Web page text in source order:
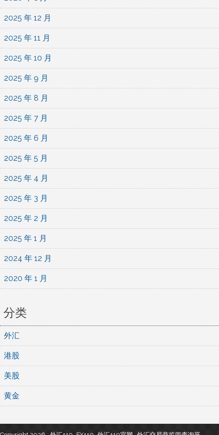
2025 年 12 月
2025 年 11 月
2025 年 10 月
2025 年 9 月
2025 年 8 月
2025 年 7 月
2025 年 6 月
2025 年 5 月
2025 年 4 月
2025 年 3 月
2025 年 2 月
2025 年 1 月
2024 年 12 月
2020 年 1 月
分类
外汇
港股
美股
黄金